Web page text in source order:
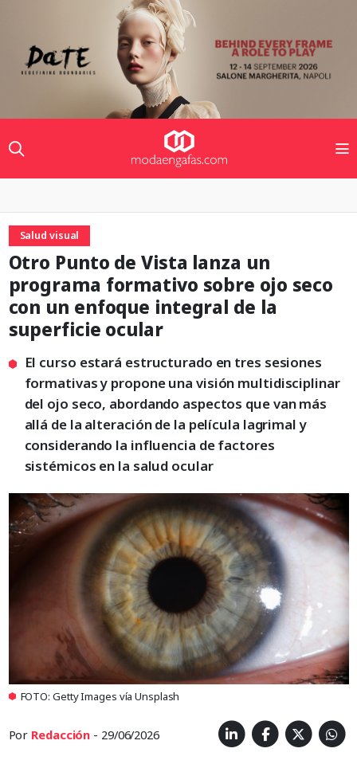
Salud visual
Otro Punto de Vista lanza un
programa formativo sobre ojo seco
con un enfoque integral de la
superficie ocular
El curso estará estructurado en tres sesiones
formativas y propone una visión multidisciplinar
del ojo seco, abordando aspectos que van más
allá de la alteración de la película lagrimal y
considerando la influencia de factores
sistémicos en la salud ocular
FOTO: Getty Images vía Unsplash
Por Redacción - 29/06/2026